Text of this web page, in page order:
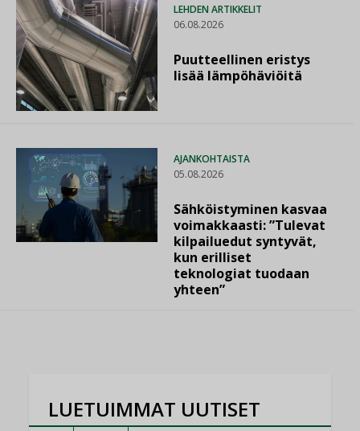
LEHDEN ARTIKKELIT
06.08.2026
Puutteellinen eristys
lisää lämpöhäviöitä
AJANKOHTAISTA
05.08.2026
Sähköistyminen kasvaa
voimakkaasti: ”Tulevat
kilpailuedut syntyvät,
kun erilliset
teknologiat tuodaan
yhteen”
LUETUIMMAT UUTISET